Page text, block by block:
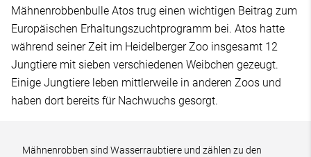
Mähnenrobbenbulle Atos trug einen wichtigen Beitrag zum
Europäischen Erhaltungszuchtprogramm bei. Atos hatte
während seiner Zeit im Heidelberger Zoo insgesamt 12
Jungtiere mit sieben verschiedenen Weibchen gezeugt.
Einige Jungtiere leben mittlerweile in anderen Zoos und
haben dort bereits für Nachwuchs gesorgt.
Mähnenrobben sind Wasserraubtiere und zählen zu den